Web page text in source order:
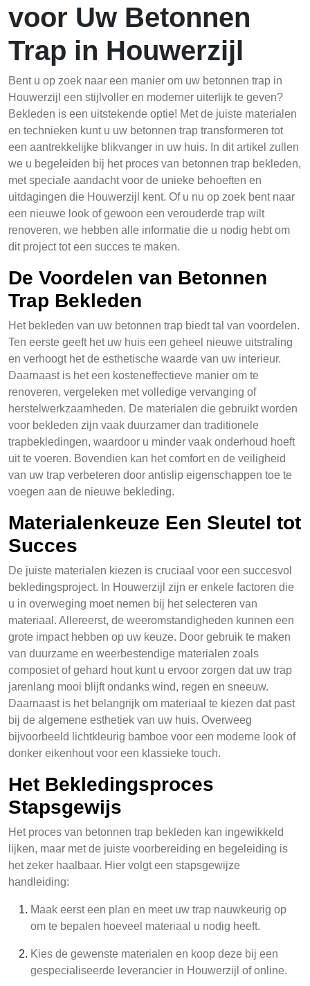
voor Uw Betonnen
Trap in Houwerzijl
Bent u op zoek naar een manier om uw betonnen trap in
Houwerzijl een stijlvoller en moderner uiterlijk te geven?
Bekleden is een uitstekende optie! Met de juiste materialen
en technieken kunt u uw betonnen trap transformeren tot
een aantrekkelijke blikvanger in uw huis. In dit artikel zullen
we u begeleiden bij het proces van betonnen trap bekleden,
met speciale aandacht voor de unieke behoeften en
uitdagingen die Houwerzijl kent. Of u nu op zoek bent naar
een nieuwe look of gewoon een verouderde trap wilt
renoveren, we hebben alle informatie die u nodig hebt om
dit project tot een succes te maken.
De Voordelen van Betonnen
Trap Bekleden
Het bekleden van uw betonnen trap biedt tal van voordelen.
Ten eerste geeft het uw huis een geheel nieuwe uitstraling
en verhoogt het de esthetische waarde van uw interieur.
Daarnaast is het een kosteneffectieve manier om te
renoveren, vergeleken met volledige vervanging of
herstelwerkzaamheden. De materialen die gebruikt worden
voor bekleden zijn vaak duurzamer dan traditionele
trapbekledingen, waardoor u minder vaak onderhoud hoeft
uit te voeren. Bovendien kan het comfort en de veiligheid
van uw trap verbeteren door antislip eigenschappen toe te
voegen aan de nieuwe bekleding.
Materialenkeuze Een Sleutel tot
Succes
De juiste materialen kiezen is cruciaal voor een succesvol
bekledingsproject. In Houwerzijl zijn er enkele factoren die
u in overweging moet nemen bij het selecteren van
materiaal. Allereerst, de weeromstandigheden kunnen een
grote impact hebben op uw keuze. Door gebruik te maken
van duurzame en weerbestendige materialen zoals
composiet of gehard hout kunt u ervoor zorgen dat uw trap
jarenlang mooi blijft ondanks wind, regen en sneeuw.
Daarnaast is het belangrijk om materiaal te kiezen dat past
bij de algemene esthetiek van uw huis. Overweeg
bijvoorbeeld lichtkleurig bamboe voor een moderne look of
donker eikenhout voor een klassieke touch.
Het Bekledingsproces
Stapsgewijs
Het proces van betonnen trap bekleden kan ingewikkeld
lijken, maar met de juiste voorbereiding en begeleiding is
het zeker haalbaar. Hier volgt een stapsgewijze
handleiding:
Maak eerst een plan en meet uw trap nauwkeurig op
om te bepalen hoeveel materiaal u nodig heeft.
Kies de gewenste materialen en koop deze bij een
gespecialiseerde leverancier in Houwerzijl of online.